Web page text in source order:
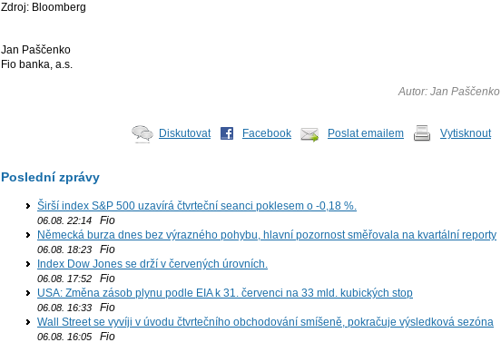
Zdroj: Bloomberg
Jan Paščenko
Fio banka, a.s.
Autor: Jan Paščenko
Diskutovat Facebook Poslat emailem Vytisknout
Poslední zprávy
Širší index S&P 500 uzavírá čtvrteční seanci poklesem o -0,18 %.
06.08. 22:14 Fio
Německá burza dnes bez výrazného pohybu, hlavní pozornost směřovala na kvartální reporty
06.08. 18:23 Fio
Index Dow Jones se drží v červených úrovních.
06.08. 17:52 Fio
USA: Změna zásob plynu podle EIA k 31. červenci na 33 mld. kubických stop
06.08. 16:33 Fio
Wall Street se vyvíji v úvodu čtvrtečního obchodování smíšeně, pokračuje výsledková sezóna
06.08. 16:05 Fio